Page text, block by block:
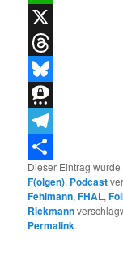
WhatsApp
X
Threads
Bluesky
Threema
Telegram
Teilen
Dieser Eintrag
F(olgen), Podcast
Fehlmann,FHAL,
Rickmann
Permalink.